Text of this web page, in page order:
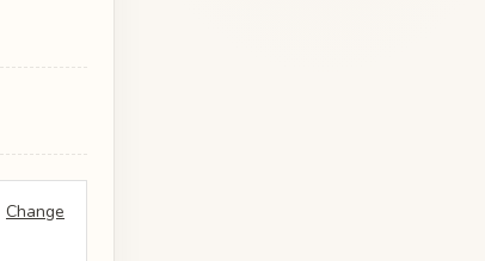
Change